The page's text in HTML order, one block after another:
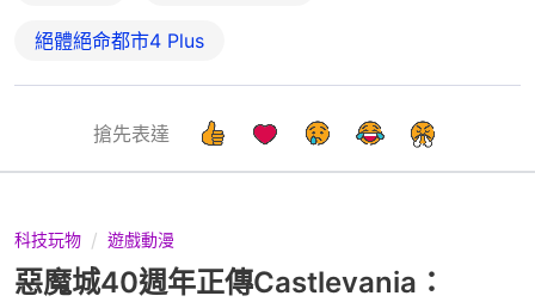
絕體絕命都市4 Plus
搶先表達
科技玩物 遊戲動漫
惡魔城40週年正傳Castlevania：